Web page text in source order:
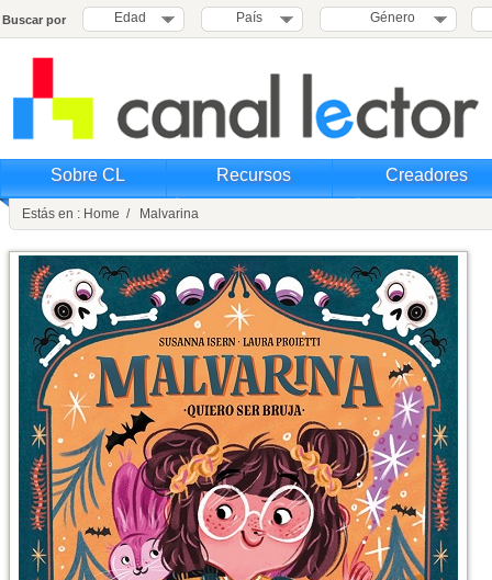
Buscar por Edad País Género
Sobre CL Recursos Creadores
Estás en : Home / Malvarina